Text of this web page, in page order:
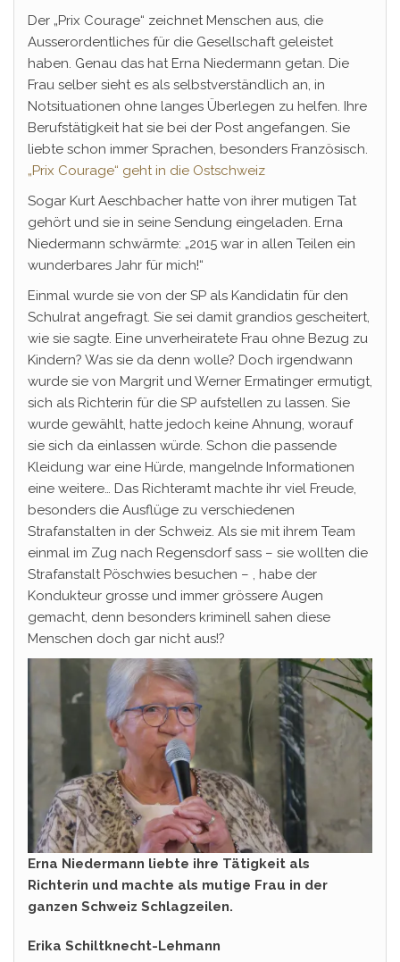
Der „Prix Courage“ zeichnet Menschen aus, die
Ausserordentliches für die Gesellschaft geleistet
haben. Genau das hat Erna Niedermann getan. Die
Frau selber sieht es als selbstverständlich an, in
Notsituationen ohne langes Überlegen zu helfen. Ihre
Berufstätigkeit hat sie bei der Post angefangen. Sie
liebte schon immer Sprachen, besonders Französisch.
„Prix Courage“ geht in die Ostschweiz
Sogar Kurt Aeschbacher hatte von ihrer mutigen Tat
gehört und sie in seine Sendung eingeladen. Erna
Niedermann schwärmte: „2015 war in allen Teilen ein
wunderbares Jahr für mich!“
Einmal wurde sie von der SP als Kandidatin für den
Schulrat angefragt. Sie sei damit grandios gescheitert,
wie sie sagte. Eine unverheiratete Frau ohne Bezug zu
Kindern? Was sie da denn wolle? Doch irgendwann
wurde sie von Margrit und Werner Ermatinger ermutigt,
sich als Richterin für die SP aufstellen zu lassen. Sie
wurde gewählt, hatte jedoch keine Ahnung, worauf
sie sich da einlassen würde. Schon die passende
Kleidung war eine Hürde, mangelnde Informationen
eine weitere… Das Richteramt machte ihr viel Freude,
besonders die Ausflüge zu verschiedenen
Strafanstalten in der Schweiz. Als sie mit ihrem Team
einmal im Zug nach Regensdorf sass – sie wollten die
Strafanstalt Pöschwies besuchen – , habe der
Kondukteur grosse und immer grössere Augen
gemacht, denn besonders kriminell sahen diese
Menschen doch gar nicht aus!?
Erna Niedermann liebte ihre Tätigkeit als
Richterin und machte als mutige Frau in der
ganzen Schweiz Schlagzeilen.
Erika Schiltknecht-Lehmann